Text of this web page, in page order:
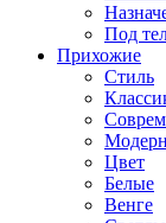
Под
Прихожие
Стиль
Модерн
Цвет
Белые
Венге